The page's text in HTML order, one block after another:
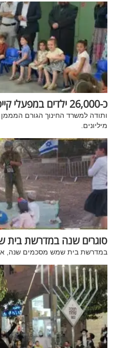
כ-26,000 ילדים במפעלי קייטנות הקיץ
ותודה למשרד החינוך הגורם
מיליונים.
סוגרים שנה במדרשת בית
במדרשת בית שמש מסכמים שנה,